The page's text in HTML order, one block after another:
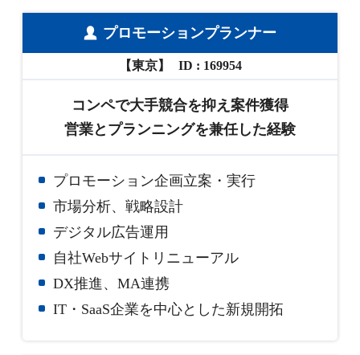
プロモーションプランナー
【東京】 169954
コンペで大手競合を抑え案件獲得
営業とプランニングを兼任した経験
プロモーション企画立案・実行
市場分析、戦略設計
デジタル広告運用
自社Webサイトリニューアル
DX推進、MA連携
IT・SaaS企業を中心とした新規開拓